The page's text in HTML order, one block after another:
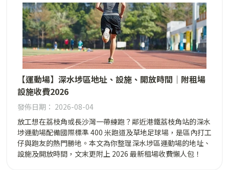
【運動場】深水埗區地址、設施、開放時間｜附租場
設施收費2026
發佈日期： 2026-08-04
放工想在荔枝角或長沙灣一帶練跑？鄰近港鐵荔枝角站的深水
埗運動場配備國際標準 400 米跑道及草地足球場，是區內打工
仔與跑友的熱門勝地。本文為你整理深水埗區運動場的地址、
設施及開放時間，文末更附上 2026 最新租場收費懶人包！